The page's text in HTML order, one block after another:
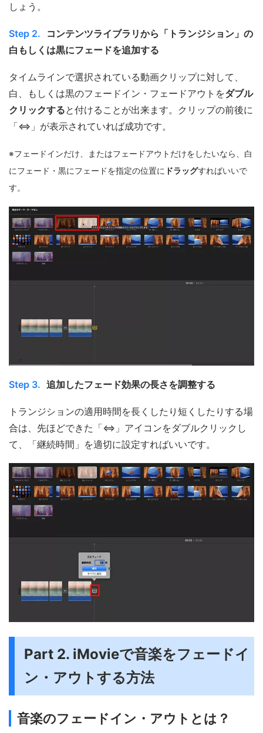
しょう。
Step 2.
コンテンツライブラリから「トランジション」の
白もしくは黒にフェードを追加する
タイムラインで選択されている動画クリップに対して、
白、もしくは黒のフェードイン・フェードアウトをダブル
クリックすると付けることが出来ます。クリップの前後に
「⇔」が表示されていれば成功です。
※フェードインだけ、またはフェードアウトだけをしたいなら、白
にフェード・黒にフェードを指定の位置に ドラッグすればいいで
す。
Step 3. 追加したフェード効果の長さを調整する
トランジションの適用時間を長くしたり短くしたりする場
合は、先ほどできた「⇔」アイコンをダブルクリックし
て、「継続時間」を適切に設定すればいいです。
Part 2. iMovieで音楽をフェードイ
ン・アウトする方法
音楽のフェードイン・アウトとは？